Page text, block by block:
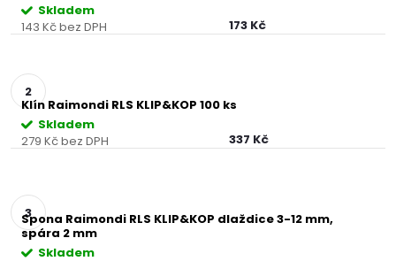
Skladem
173 Kč
143 Kč bez DPH
Klín Raimondi RLS KLIP&KOP 100 ks
Skladem
337 Kč
279 Kč bez DPH
Spona Raimondi RLS KLIP&KOP dlaždice 3-12 mm,
spára 2 mm
Skladem